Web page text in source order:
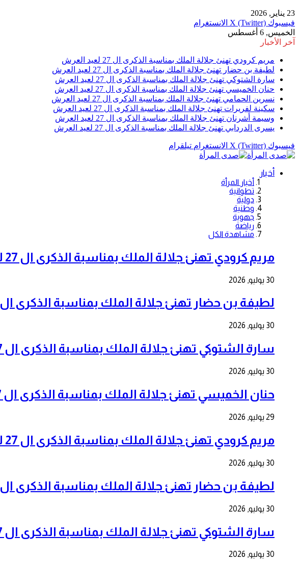
23 يناير, 2026
فيسبوك X (Twitter) الانستغرام
الخميس, 6 أغسطس
آخر الأخبار
مريم كرودي تهنئ جلالة الملك بمناسبة الذكرى ال 27 لعيد العرش
لطيفة بن حضار تهنئ جلالة الملك بمناسبة الذكرى ال 27 لعيد العرش
سارة الشتوكي تهنئ جلالة الملك بمناسبة الذكرى ال 27 لعيد العرش
حنان الخميسي تهنئ جلالة الملك بمناسبة الذكرى ال 27 لعيد العرش
نسرين الحمامي تهنئ جلالة الملك بمناسبة الذكرى ال 27 لعيد العرش
سكينة لفريرات تهنئ جلالة الملك بمناسبة الذكرى ال 27 لعيد العرش
وسيمة أشرنان تهنئ جلالة الملك بمناسبة الذكرى ال 27 لعيد العرش
يسرى الدردابي تهنئ جلالة الملك بمناسبة الذكرى ال 27 لعيد العرش
فيسبوك X (Twitter) الانستغرام تيلقرام
أخبار
أخبار المرأة
تطوانية
دولية
وطنية
جهوية
رياضة
مشاهدة الكل
مريم كرودي تهنئ جلالة الملك بمناسبة الذكرى ال 27 لعيد العرش
30 يوليو, 2026
لطيفة بن حضار تهنئ جلالة الملك بمناسبة الذكرى ال 27 لعيد العرش
30 يوليو, 2026
سارة الشتوكي تهنئ جلالة الملك بمناسبة الذكرى ال 27 لعيد العرش
30 يوليو, 2026
حنان الخميسي تهنئ جلالة الملك بمناسبة الذكرى ال 27 لعيد العرش
29 يوليو, 2026
مريم كرودي تهنئ جلالة الملك بمناسبة الذكرى ال 27 لعيد العرش
30 يوليو, 2026
لطيفة بن حضار تهنئ جلالة الملك بمناسبة الذكرى ال 27 لعيد العرش
30 يوليو, 2026
سارة الشتوكي تهنئ جلالة الملك بمناسبة الذكرى ال 27 لعيد العرش
30 يوليو, 2026